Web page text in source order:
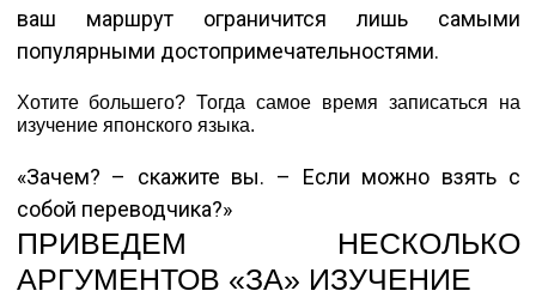
ваш маршрут ограничится лишь самыми
популярными достопримечательностями.
Хотите большего? Тогда самое время записаться на
изучение японского языка.
«Зачем? – скажите вы. – Если можно взять с
собой переводчика?»
ПРИВЕДЕМ НЕСКОЛЬКО
АРГУМЕНТОВ «ЗА» ИЗУЧЕНИЕ